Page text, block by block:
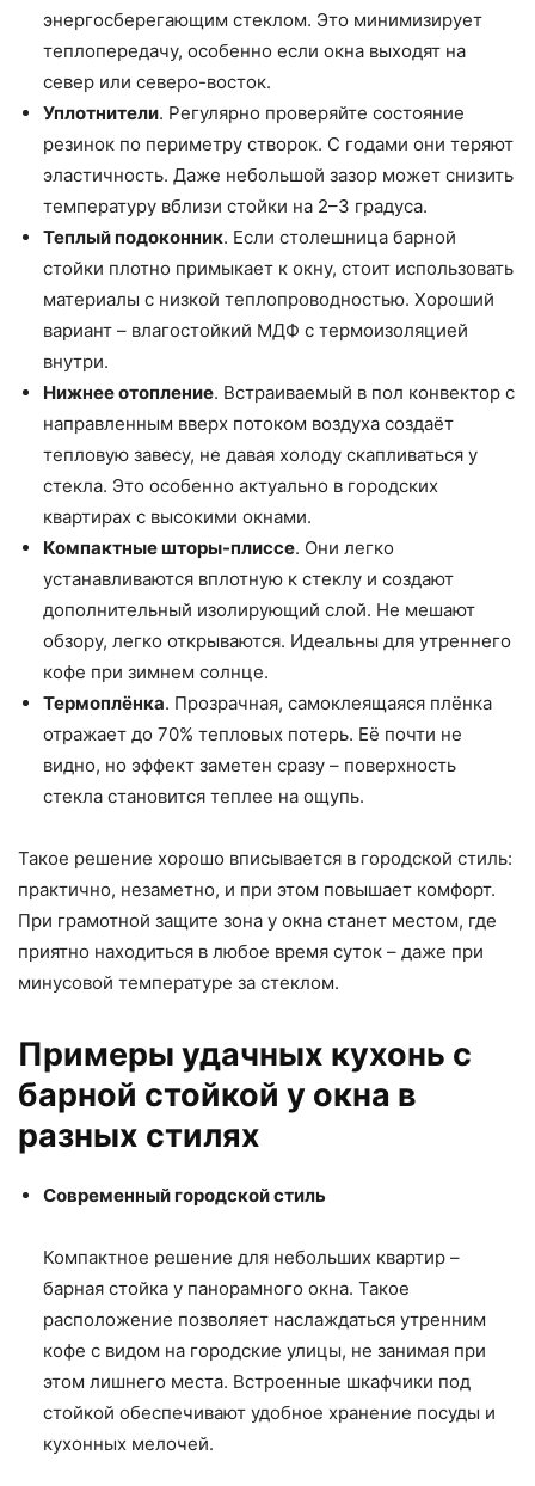
энергосберегающим стеклом. Это минимизирует
теплопередачу, особенно если окна выходят на
север или северо-восток.
Уплотнители. Регулярно проверяйте состояние
резинок по периметру створок. С годами они теряют
эластичность. Даже небольшой зазор может снизить
температуру вблизи стойки на 2–3 градуса.
Теплый подоконник. Если столешница барной
стойки плотно примыкает к окну, стоит использовать
материалы с низкой теплопроводностью. Хороший
вариант – влагостойкий МДФ с термоизоляцией
внутри.
Нижнее отопление. Встраиваемый в пол конвектор с
направленным вверх потоком воздуха создаёт
тепловую завесу, не давая холоду скапливаться у
стекла. Это особенно актуально в городских
квартирах с высокими окнами.
Компактные шторы-плиссе. Они легко
устанавливаются вплотную к стеклу и создают
дополнительный изолирующий слой. Не мешают
обзору, легко открываются. Идеальны для утреннего
кофе при зимнем солнце.
Термоплёнка. Прозрачная, самоклеящаяся плёнка
отражает до 70% тепловых потерь. Её почти не
видно, но эффект заметен сразу – поверхность
стекла становится теплее на ощупь.
Такое решение хорошо вписывается в городской стиль:
практично, незаметно, и при этом повышает комфорт.
При грамотной защите зона у окна станет местом, где
приятно находиться в любое время суток – даже при
минусовой температуре за стеклом.
Примеры удачных кухонь с
барной стойкой у окна в
разных стилях
Современный городской стиль
Компактное решение для небольших квартир –
барная стойка у панорамного окна. Такое
расположение позволяет наслаждаться утренним
кофе с видом на городские улицы, не занимая при
этом лишнего места. Встроенные шкафчики под
стойкой обеспечивают удобное хранение посуды и
кухонных мелочей.